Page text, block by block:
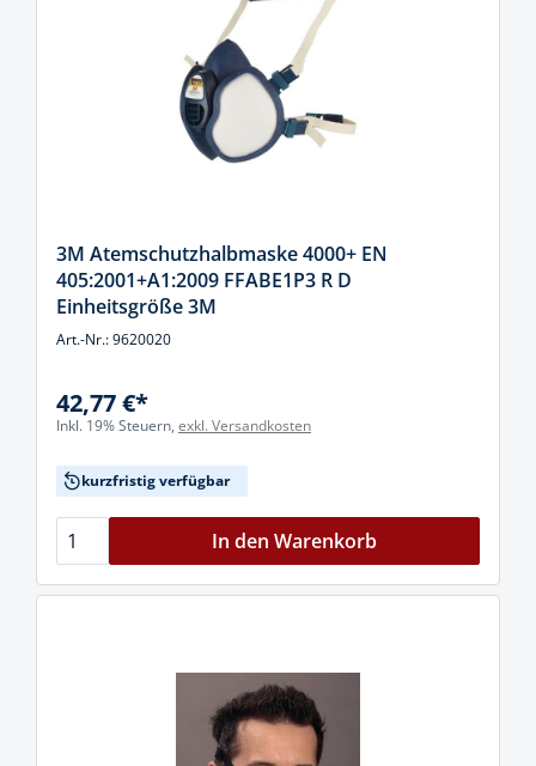
3M Atemschutzhalbmaske 4000+ EN
405:2001+A1:2009 FFABE1P3 R D
Einheitsgröße 3M
Art.-Nr.: 9620020
42,77 €*
Inkl. 19% Steuern, exkl. Versandkosten
kurzfristig verfügbar
In den Warenkorb